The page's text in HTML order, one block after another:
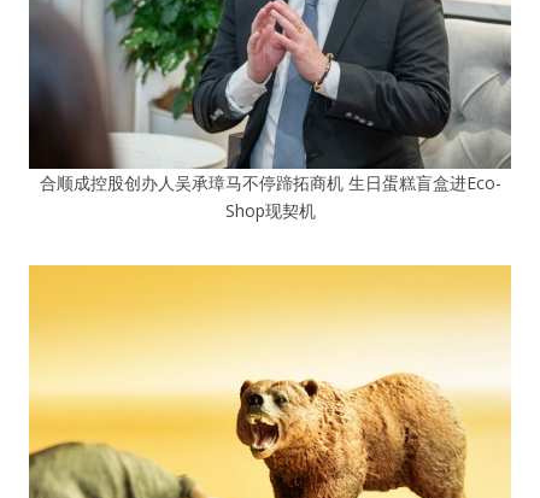
合顺成控股创办人吴承璋马不停蹄拓商机 生日蛋糕盲盒进Eco-
Shop现契机